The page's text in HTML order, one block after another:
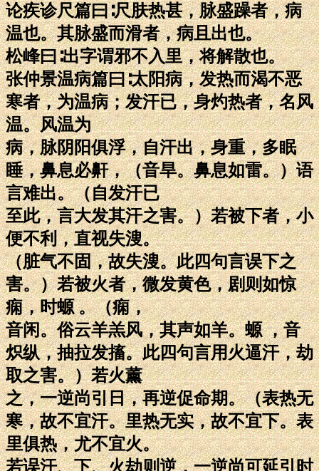
论疾诊尺篇曰∶尺肤热甚，脉盛躁者，病
温也。其脉盛而滑者，病且出也。
松峰曰∶出字谓邪不入里，将解散也。
张仲景温病篇曰∶太阳病，发热而渴不恶
寒者，为温病；发汗已，身灼热者，名风
温。风温为
病，脉阴阳俱浮，自汗出，身重，多眠
睡，鼻息必鼾，（音旱。鼻息如雷。）语
言难出。（自发汗已
至此，言大发其汗之害。）若被下者，小
便不利，直视失溲。
（脏气不固，故失溲。此四句言误下之
害。）若被火者，微发黄色，剧则如惊
痫，时螈 。（痫，
音闲。俗云羊羔风，其声如羊。螈 ，音
炽纵，抽拉发搐。此四句言用火逼汗，劫
取之害。）若火薰
之，一逆尚引日，再逆促命期。（表热无
寒，故不宜汗。里热无实，故不宜下。表
里俱热，尤不宜火。
若误汗、下、火劫则逆，一逆尚可延引时